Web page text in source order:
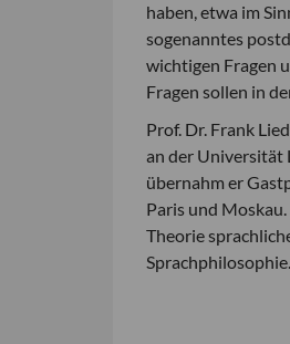
haben, etwa im
sogenanntes
wichtigen Fragen
Fragen sollen in
Prof. Dr. Frank
an der Universität
übernahm er
Paris und
Theorie
Sprachphilosophie.